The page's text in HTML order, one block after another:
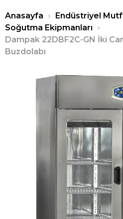
Anasayfa
Endüstriyel
Soğutma Ekipmanları
Dampak 22DBF2C-GN İki
Buzdolabı